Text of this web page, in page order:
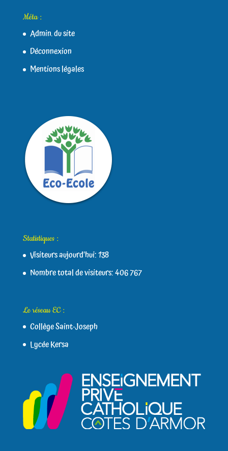
Méta :
Admin. du site
Déconnexion
Mentions légales
Statistiques :
Visiteurs aujourd’hui:138
Nombre total de visiteurs:406 767
Le réseau EC :
Collège Saint-Joseph
Lycée Kersa